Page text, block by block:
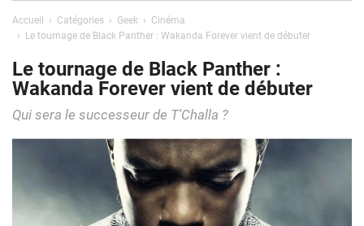
Accueil Catégories Geek
Cinéma
Le tournage de Black Panther : Wakanda Forever vient de débuter
Le tournage de Black Panther :
Wakanda Forever vient de débuter
Qui sera le successeur de T'Challa ?